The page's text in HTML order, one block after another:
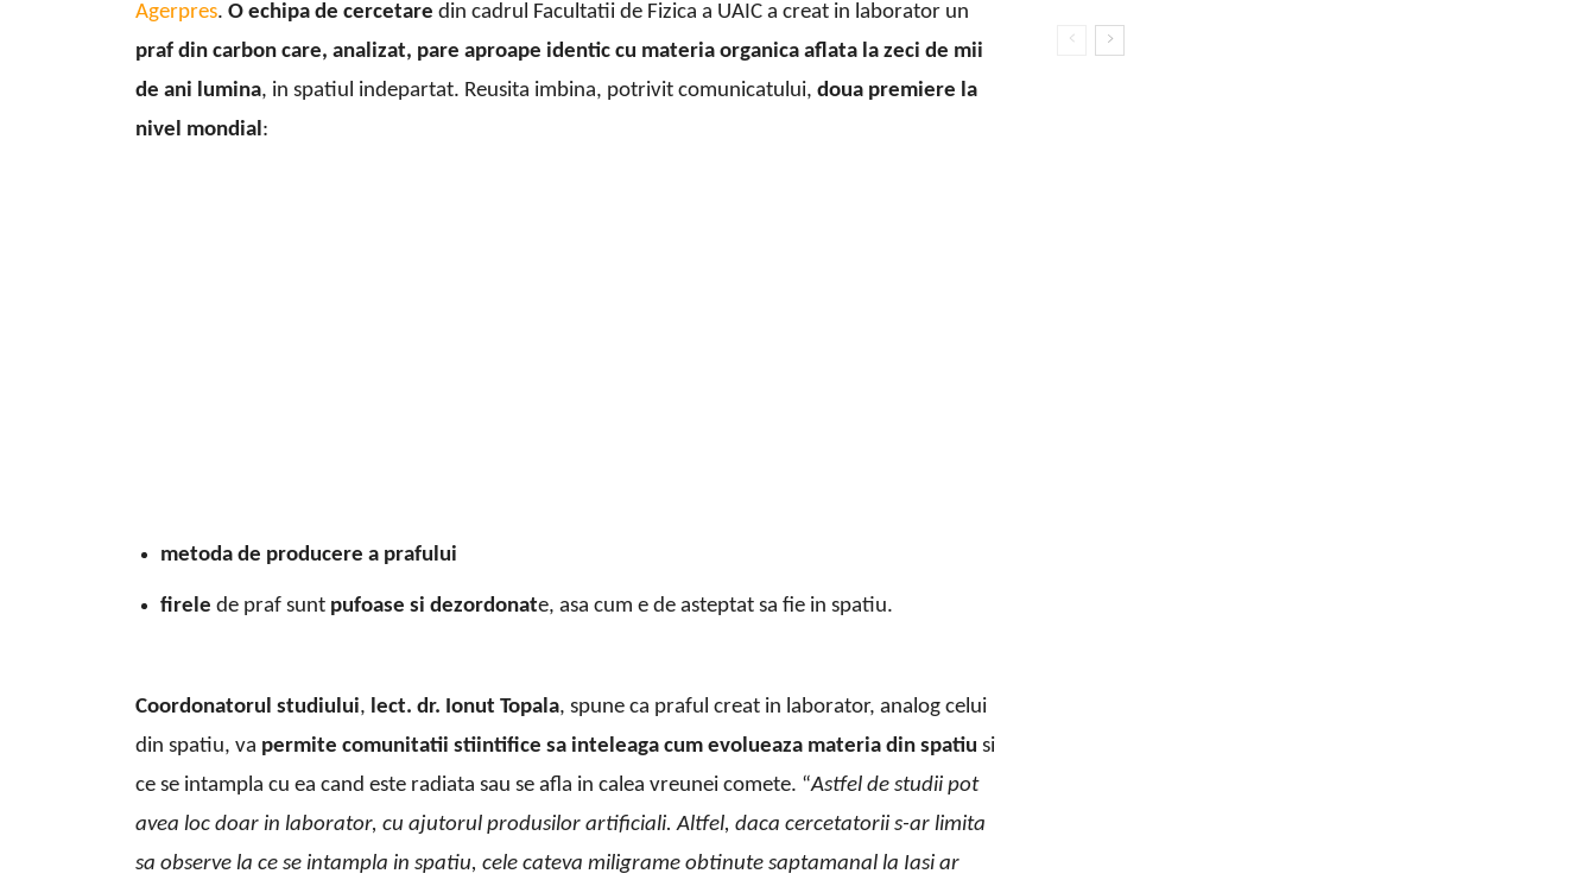
Agerpres. O echipa de cercetare din cadrul Facultatii de Fizica a UAIC a creat in laborator un
praf din carbon care, analizat, pare aproape identic cu materia organica aflata la zeci de mii
de ani lumina, in spatiul indepartat. Reusita imbina, potrivit comunicatului, doua premiere la
nivel mondial:
metoda de producere a prafului
firele de praf sunt pufoase si dezordonate, asa cum e de asteptat sa fie in spatiu.
Coordonatorul studiului, lect. dr. Ionut Topala, spune ca praful creat in laborator, analog celui
din spatiu, va permite comunitatii stiintifice sa inteleaga cum evolueaza materia din spatiu si
ce se intampla cu ea cand este radiata sau se afla in calea vreunei comete. “Astfel de studii pot
avea loc doar in laborator, cu ajutorul produsilor artificiali. Altfel, daca cercetatorii s-ar limita
sa observe la ce se intampla in spatiu, cele cateva miligrame obtinute saptamanal la Iasi ar